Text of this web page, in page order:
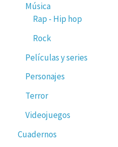
Música
Rap - Hip hop
Rock
Películas y series
Personajes
Terror
Videojuegos
Cuadernos